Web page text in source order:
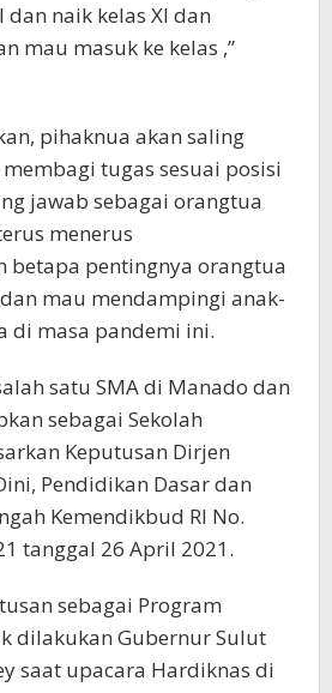
dan naik kelas XI dan
mau masuk ke kelas ,”
pihaknua akan saling
tugas sesuai posisi
jawab sebagai orangtua
menerus
betapa pentingnya orangtua
mau mendampingi anak-
di masa pandemi ini.
satu SMA di Manado dan
sebagai Sekolah
Keputusan Dirjen
Pendidikan Dasar dan
Kemendikbud RI No.
tanggal 26 April 2021.
sebagai Program
dilakukan Gubernur Sulut
saat upacara Hardiknas di